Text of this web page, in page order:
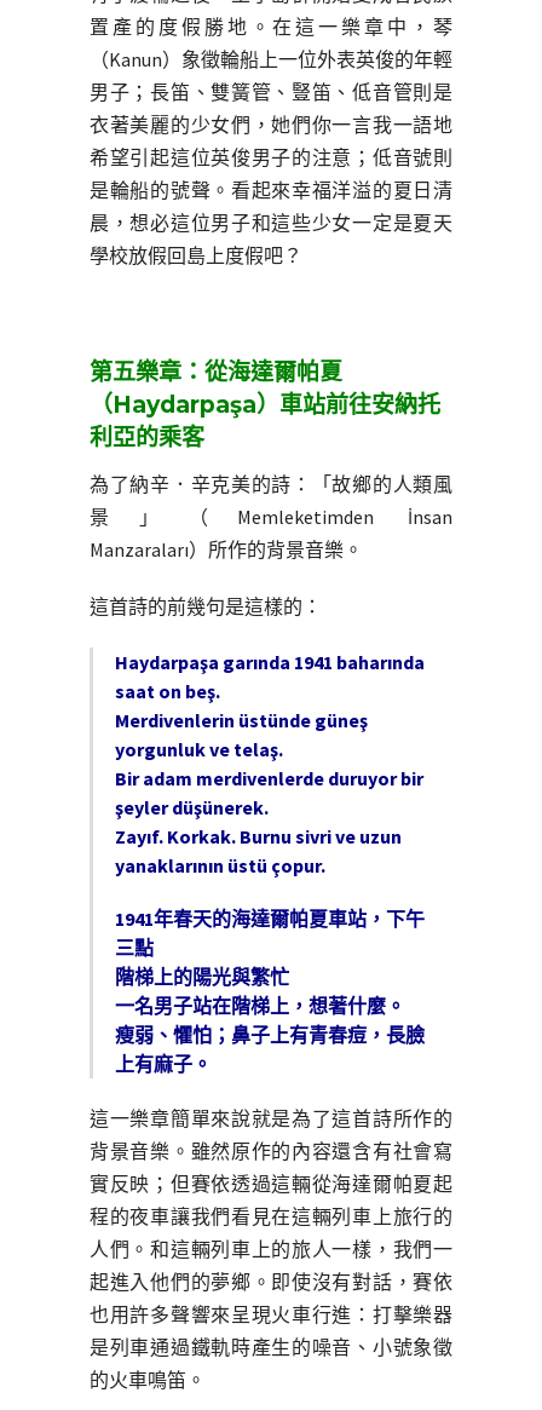
置產的度假勝地。在這一樂章中，琴
（Kanun）象徵輪船上一位外表英俊的年輕
男子；長笛、雙簧管、豎笛、低音管則是
衣著美麗的少女們，她們你一言我一語地
希望引起這位英俊男子的注意；低音號則
是輪船的號聲。看起來幸福洋溢的夏日清
晨，想必這位男子和這些少女一定是夏天
學校放假回島上度假吧？
第五樂章：從海達爾帕夏
（Haydarpaşa）車站前往安納托
利亞的乘客
為了納辛．辛克美的詩：「故鄉的人類風
景」（Memleketimden İnsan
Manzaraları）所作的背景音樂。
這首詩的前幾句是這樣的：
Haydarpaşa garında 1941 baharında
saat on beş.
Merdivenlerin üstünde güneş
yorgunluk ve telaş.
Bir adam merdivenlerde duruyor bir
şeyler düşünerek.
Zayıf. Korkak. Burnu sivri ve uzun
yanaklarının üstü çopur.
1941年春天的海達爾帕夏車站，下午
三點
階梯上的陽光與繁忙
一名男子站在階梯上，想著什麼。
瘦弱、懼怕；鼻子上有青春痘，長臉
上有麻子。
這一樂章簡單來說就是為了這首詩所作的
背景音樂。雖然原作的內容還含有社會寫
實反映；但賽依透過這輛從海達爾帕夏起
程的夜車讓我們看見在這輛列車上旅行的
人們。和這輛列車上的旅人一樣，我們一
起進入他們的夢鄉。即使沒有對話，賽依
也用許多聲響來呈現火車行進：打擊樂器
是列車通過鐵軌時產生的噪音、小號象徵
的火車鳴笛。